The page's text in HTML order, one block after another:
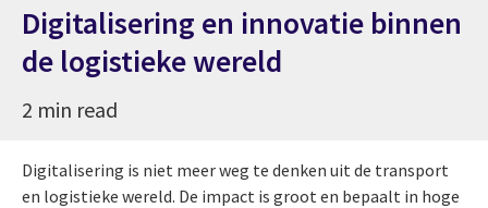
Digitalisering en innovatie binnen
de logistieke wereld
2 min read
Digitalisering is niet meer weg te denken uit de transport
en logistieke wereld. De impact is groot en bepaalt in hoge